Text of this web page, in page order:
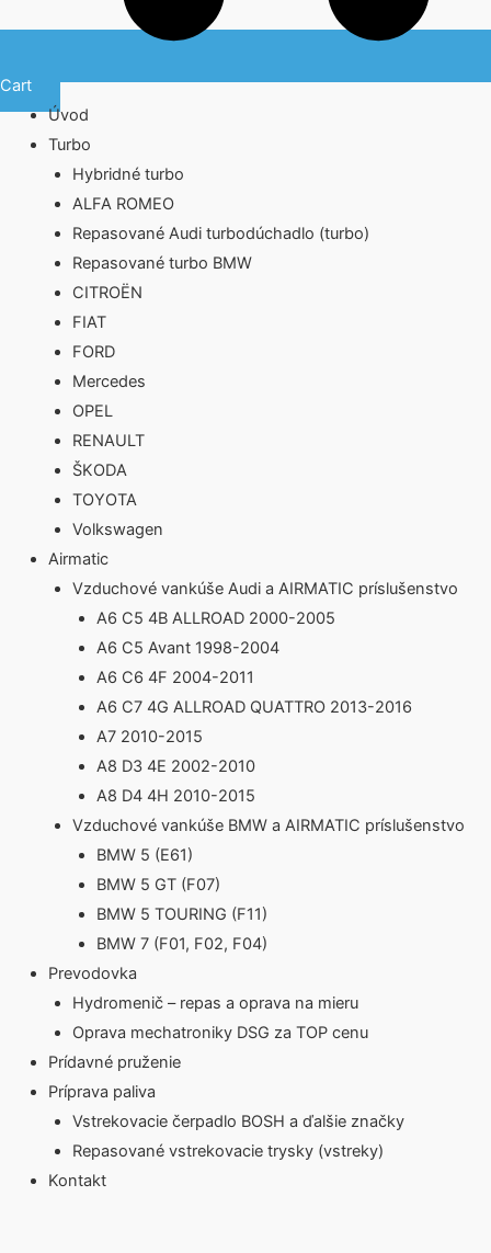
Cart
Úvod
Turbo
Hybridné turbo
ALFA ROMEO
Repasované Audi turbodúchadlo (turbo)
Repasované turbo BMW
CITROËN
FIAT
FORD
Mercedes
OPEL
RENAULT
ŠKODA
TOYOTA
Volkswagen
Airmatic
Vzduchové vankúše Audi a AIRMATIC príslušenstvo
A6 C5 4B ALLROAD 2000-2005
A6 C5 Avant 1998-2004
A6 C6 4F 2004-2011
A6 C7 4G ALLROAD QUATTRO 2013-2016
A7 2010-2015
A8 D3 4E 2002-2010
A8 D4 4H 2010-2015
Vzduchové vankúše BMW a AIRMATIC príslušenstvo
BMW 5 (E61)
BMW 5 GT (F07)
BMW 5 TOURING (F11)
BMW 7 (F01, F02, F04)
Prevodovka
Hydromenič – repas a oprava na mieru
Oprava mechatroniky DSG za TOP cenu
Prídavné pruženie
Príprava paliva
Vstrekovacie čerpadlo BOSH a ďalšie značky
Repasované vstrekovacie trysky (vstreky)
Kontakt